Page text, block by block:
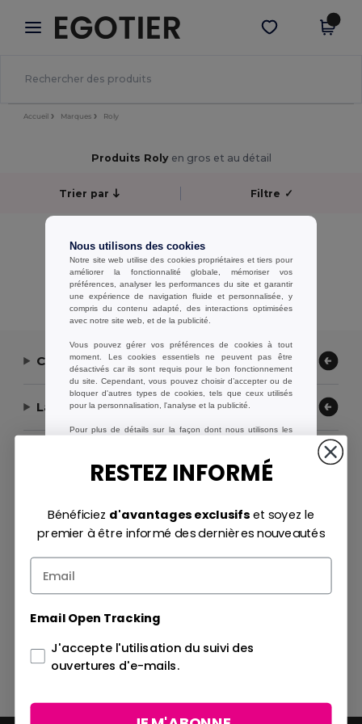
× Appli Egotier
Meilleurs prix sur l’app !
Obtenir l'appli
Accueil Marques Roly
Produits Roly en gros et au détail
Trier par Filtre ✓
Aucun résultat.
Affichage De Tous Les Produits.
Contactez-nous
Laissez-nous vous aider
Nous utilisons des cookies
Notre site web utilise des cookies propriétaires et tiers pour
améliorer la fonctionnalité globale, mémoriser vos
préférences, analyser les performances du site et garantir
une expérience de navigation fluide et personnalisée, y
compris du contenu adapté, des interactions optimisées
avec notre site web, et de la publicité.
Vous pouvez gérer vos préférences de cookies à tout
moment. Les cookies essentiels ne peuvent pas être
désactivés car ils sont requis pour le bon fonctionnement
du site. Cependant, vous pouvez choisir d’accepter ou de
bloquer d'autres types de cookies, tels que ceux utilisés
pour la personnalisation, l'analyse et la publicité.
Pour plus de détails sur la façon dont nous utilisons les
Privacy Policy.
Essentiels uniquement Préférences
Accepter tout
RESTEZ INFORMÉ
Bénéficiez d'avantages exclusifset soyez le
premier à être informé des dernières nouveautés
Email Open Tracking
J'accepte l'utilisation du suivi des
ouvertures d'e-mails.